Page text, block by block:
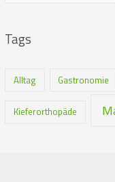
Tags
Alltag Gastronomie
Kieferorthopäde